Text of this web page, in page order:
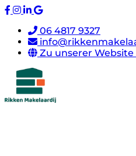
06 4817 9327
Zu unserer Website